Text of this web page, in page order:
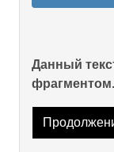
Данный
фрагментом.